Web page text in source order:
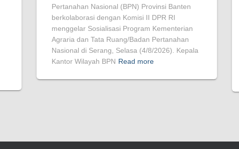
Pertanahan Nasional (BPN) Provinsi Banten
berkolaborasi dengan Komisi II DPR RI
menggelar Sosialisasi Program Kementerian
Agraria dan Tata Ruang/Badan Pertanahan
Nasional di Serang, Selasa (4/8/2026). Kepala
Kantor Wilayah BPN Read more